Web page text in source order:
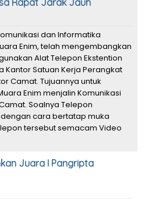
Rapat Jarak Jauh
dan Informatika
Enim, telah mengembangkan
Alat Telepon Ekstention
Kantor Satuan Kerja Perangkat
Camat. Tujuannya untuk
Enim menjalin Komunikasi
Soalnya Telepon
cara bertatap muka
tersebut semacam Video
Juara I Pangripta